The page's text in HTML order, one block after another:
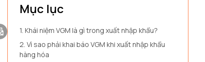
Mục lục
1. Khái niệm VGM là gì trong xuất nhập khẩu?
2. Vì sao phải khai báo VGM khi xuất nhập khẩu
hàng hóa